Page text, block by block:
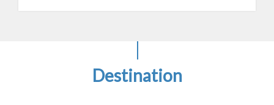
Destination